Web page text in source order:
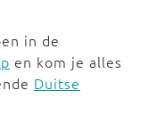
in de
en kom je alles
Duitse